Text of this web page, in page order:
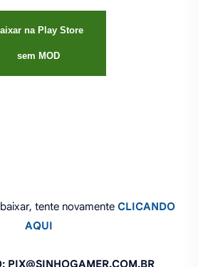
na Play Store
sem MOD
tente novamente CLICANDO
AQUI
PIX@SINHOGAMER.COM.BR